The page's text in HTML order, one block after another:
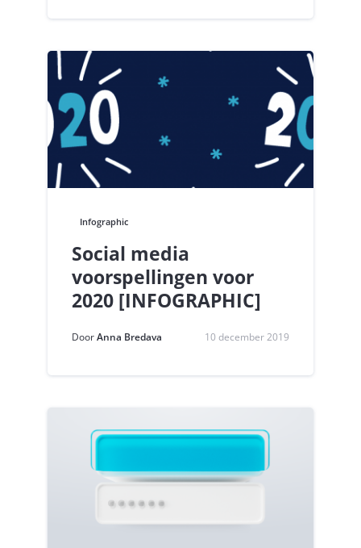
Infographic
Social media
voorspellingen voor
2020 [INFOGRAPHIC]
DoorAnna Bredava 10 december 2019